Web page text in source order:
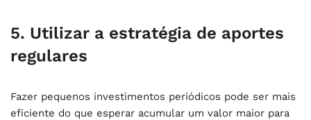
5. Utilizar a estratégia de aportes
regulares
Fazer pequenos investimentos periódicos pode ser mais
eficiente do que esperar acumular um valor maior para